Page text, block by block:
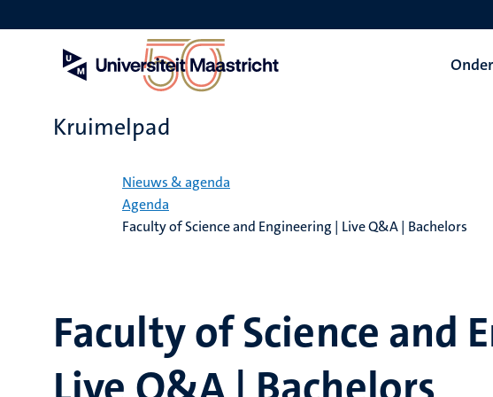
en
Kruimelpad
Nieuws & agenda
Agenda
Faculty of Science and Engineering | Live Q&A | Bachelors
Faculty of Science and